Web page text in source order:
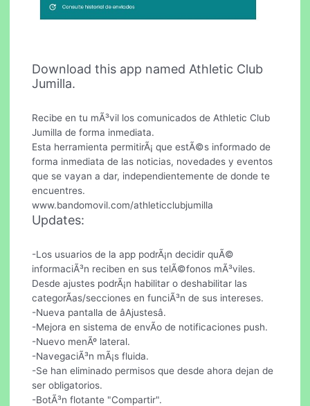
Download this app named Athletic Club
Jumilla.
Recibe en tu mÃ³vil los comunicados de Athletic Club
Jumilla de forma inmediata.
Esta herramienta permitirÃ¡ que estÃ©s informado de
forma inmediata de las noticias, novedades y eventos
que se vayan a dar, independientemente de donde te
encuentres.
www.bandomovil.com/athleticclubjumilla
Updates:
-Los usuarios de la app podrÃ¡n decidir quÃ©
informaciÃ³n reciben en sus telÃ©fonos mÃ³viles.
Desde ajustes podrÃ¡n habilitar o deshabilitar las
categorÃ­as/secciones en funciÃ³n de sus intereses.
-Nueva pantalla de âAjustesâ.
-Mejora en sistema de envÃ­o de notificaciones push.
-Nuevo menÃº lateral.
-NavegaciÃ³n mÃ¡s fluida.
-Se han eliminado permisos que desde ahora dejan de
ser obligatorios.
-BotÃ³n flotante "Compartir".